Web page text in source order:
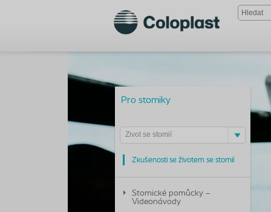
Pro stomiky
Život se stomií
Zkušenosti se životem se stomií
Stomické pomůcky –
Videonávody